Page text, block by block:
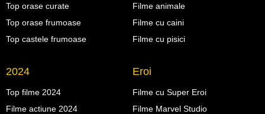
Top orase curate
Top orase frumoase
Top castele frumoase
Filme animale
Filme cu caini
Filme cu pisici
2024
Top filme 2024
Filme actiune 2024
Eroi
Filme cu Super Eroi
Filme Marvel Studio